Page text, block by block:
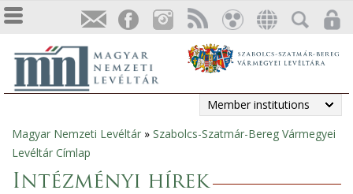
Member institutions
You
are
Magyar Nemzeti Levéltár » Szabolcs-Szatmár-Bereg Vármegyei
Levéltár Címlap
Intézményi hírek